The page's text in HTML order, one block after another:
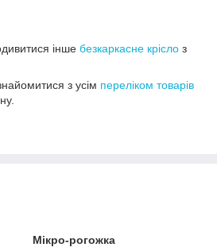
інше безкаркасне крісло з
з усім переліком товарів
Мікро-рогожка